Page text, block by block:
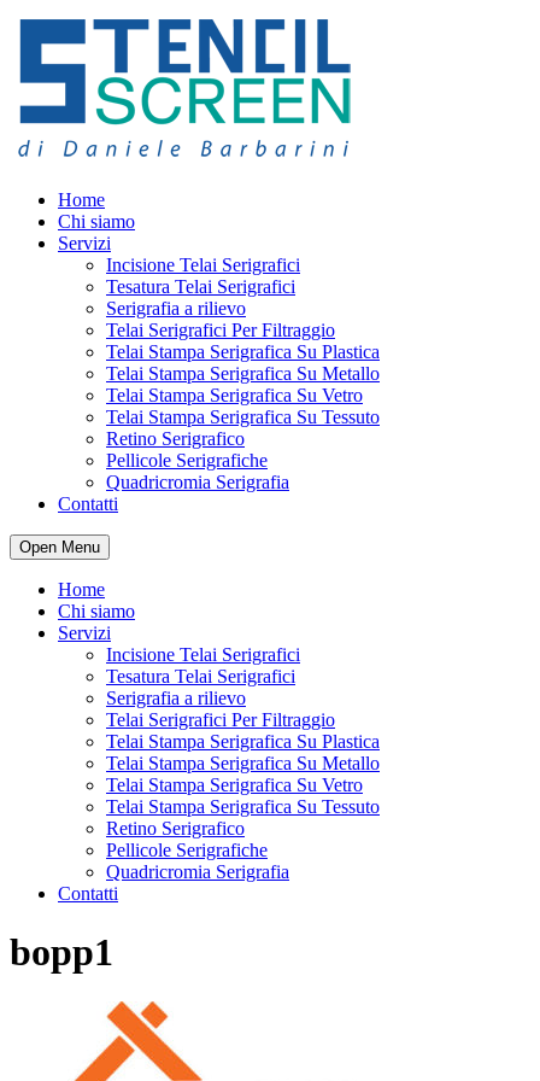
Home
Chi siamo
Servizi
Incisione Telai Serigrafici
Tesatura Telai Serigrafici
Serigrafia a rilievo
Telai Serigrafici Per Filtraggio
Telai Stampa Serigrafica Su Plastica
Telai Stampa Serigrafica Su Metallo
Telai Stampa Serigrafica Su Vetro
Telai Stampa Serigrafica Su Tessuto
Retino Serigrafico
Pellicole Serigrafiche
Quadricromia Serigrafia
Contatti
Open Menu
Home
Chi siamo
Servizi
Incisione Telai Serigrafici
Tesatura Telai Serigrafici
Serigrafia a rilievo
Telai Serigrafici Per Filtraggio
Telai Stampa Serigrafica Su Plastica
Telai Stampa Serigrafica Su Metallo
Telai Stampa Serigrafica Su Vetro
Telai Stampa Serigrafica Su Tessuto
Retino Serigrafico
Pellicole Serigrafiche
Quadricromia Serigrafia
Contatti
bopp1